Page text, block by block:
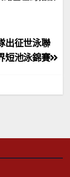
出征世泳聯
短池泳錦賽